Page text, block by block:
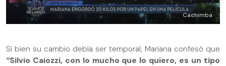
Cachimba
Si bien su cambio debía ser temporal, Mariana confesó que
“Silvio Caiozzi, con lo mucho que lo quiero, es un tipo